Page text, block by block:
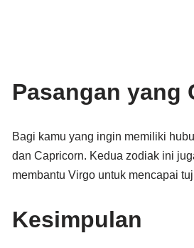
Pasangan yang
Bagi kamu yang ingin memiliki
dan Capricorn. Kedua zodiak ini
membantu Virgo untuk mencapai
Kesimpulan